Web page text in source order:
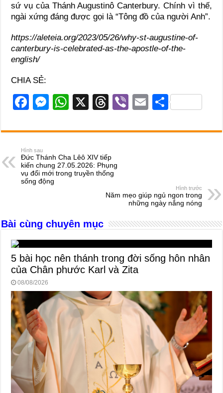
sứ vụ của Thánh Augustinô Canterbury. Chính vì thế,
ngài xứng đáng được gọi là “Tông đồ của người Anh”.
https://aleteia.org/2023/05/26/why-st-augustine-of-
canterbury-is-celebrated-as-the-apostle-of-the-
english/
CHIA SẺ:
F
c
e
b
o
M
ss
n
g
W
at
A
p
X
T
e
d
s
Vi
er
E
ail
S
ar
Hình sau
Đức Thánh Cha Lêô XIV tiếp
kiến chung 27.05.2026: Phụng
vụ đổi mới trong truyền thống
sống động
Hình trước
Năm mẹo giúp ngủ ngon trong
những ngày nắng nóng
Bài cùng chuyên mục
5 bài học nên thánh trong đời sống hôn nhân
của Chân phước Karl và Zita
08/08/2026